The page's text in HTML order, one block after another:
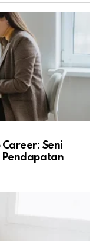
Seni
Pendapatan